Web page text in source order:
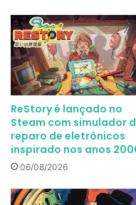
ReStory é lançado no
Steam com simulador
reparo de eletrônicos
inspirado nos anos
06/08/2026